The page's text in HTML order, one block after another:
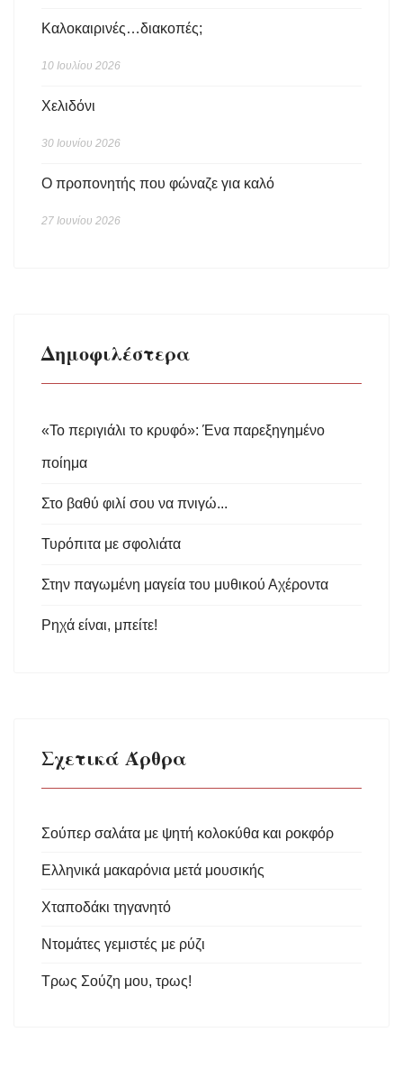
Καλοκαιρινές…διακοπές;
10 Ιουλίου 2026
Χελιδόνι
30 Ιουνίου 2026
Ο προπονητής που φώναζε για καλό
27 Ιουνίου 2026
Δημοφιλέστερα
«Το περιγιάλι το κρυφό»: Ένα παρεξηγημένο
ποίημα
Στο βαθύ φιλί σου να πνιγώ...
Τυρόπιτα με σφολιάτα
Στην παγωμένη μαγεία του μυθικού Αχέροντα
Ρηχά είναι, μπείτε!
Σχετικά Άρθρα
Σούπερ σαλάτα με ψητή κολοκύθα και ροκφόρ
Ελληνικά μακαρόνια μετά μουσικής
Χταποδάκι τηγανητό
Ντομάτες γεμιστές με ρύζι
Τρως Σούζη μου, τρως!